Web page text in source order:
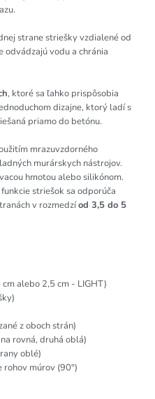
strane striešky vzdialené od
odvádzajú vodu a chránia
, ktoré sa ľahko prispôsobia
dizajne, ktorý ladí s
priamo do betónu.
mrazuvzdorného
murárskych nástrojov.
hmotou alebo silikónom.
striešok sa odporúča
v rozmedzíod 3,5 do 5
cm alebo 2,5 cm - LIGHT)
z oboch strán)
rovná, druhá oblá)
oblé)
rohov múrov (90°)